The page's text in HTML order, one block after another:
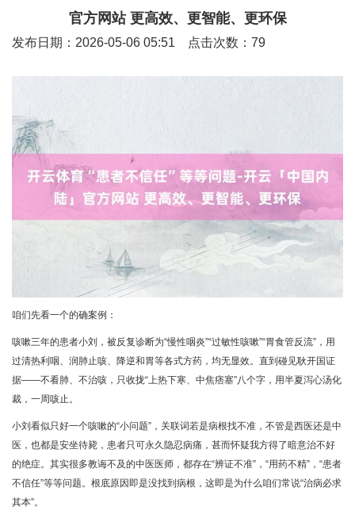
官方网站 更高效、更智能、更环保
发布日期：2026-05-06 05:51 点击次数：79
咱们先看一个的确案例：
咳嗽三年的患者小刘，被反复诊断为“慢性咽炎”“过敏性咳嗽”“胃食管反流”，用
过清热利咽、润肺止咳、降逆和胃等各式方药，均无显效。直到碰见耿开国证
据——不看肺、不治咳，只收拢“上热下寒、中焦痞塞”八个字，用半夏泻心汤化
裁，一周咳止。
小刘看似只好一个咳嗽的“小问题”，关联词若是病根找不准，不管是西医还是中
医，也都是安坐待毙，患者只可永久隐忍病痛，甚而怀疑我方得了暗意治不好
的绝症。其实很多教诲不及的中医医师，都存在“辨证不准”，“用药不精”，“患者
不信任”等等问题。根底原因即是没找到病根，这即是为什么咱们常说“治病必求
其本”。